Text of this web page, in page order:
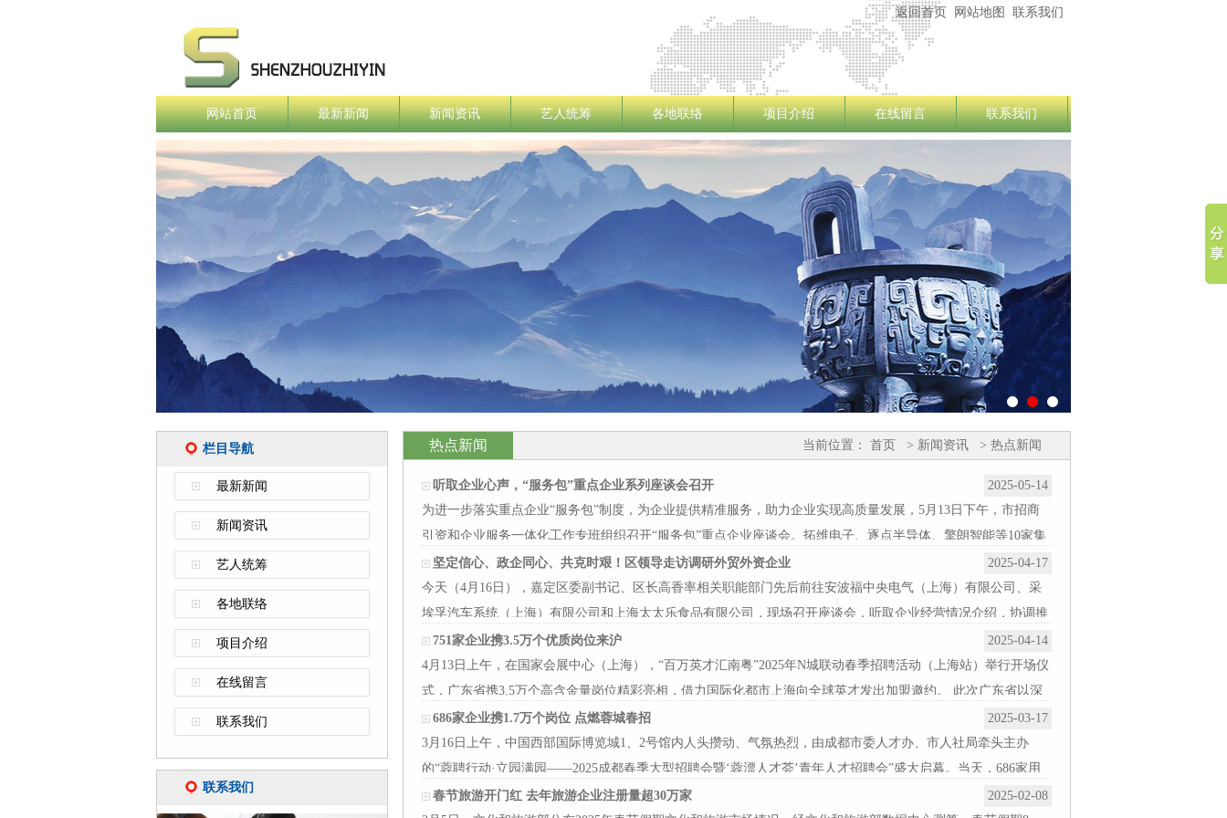
返回首页 网站地图 联系我们
网站首页 最新新闻 新闻资讯 艺人统筹 各地联络 项目介绍 在线留言 联系我们
栏目导航
最新新闻
新闻资讯
艺人统筹
各地联络
项目介绍
在线留言
联系我们
联系我们
热点新闻 当前位置： 首页 > 新闻资讯 > 热点新闻
听取企业心声，“服务包”重点企业系列座谈会召开
2025-05-14
为进一步落实重点企业“服务包”制度，为企业提供精准服务，助力企业实现高质量发展，5月13日下午，市招商
引资和企业服务一体化工作专班组织召开“服务包”重点企业座谈会。拓维电子、逐点半导体、擎朗智能等10家集
成电路…
坚定信心、政企同心、共克时艰！区领导走访调研外贸外资企业
2025-04-17
今天（4月16日），嘉定区委副书记、区长高香率相关职能部门先后前往安波福中央电气（上海）有限公司、采
埃孚汽车系统（上海）有限公司和上海太太乐食品有限公司，现场召开座谈会，听取企业经营情况介绍，协调推
进解决企…
751家企业携3.5万个优质岗位来沪
2025-04-14
4月13日上午，在国家会展中心（上海），“百万英才汇南粤”2025年N城联动春季招聘活动（上海站）举行开场仪
式，广东省携3.5万个高含金量岗位精彩亮相，借力国际化都市上海向全球英才发出加盟邀约。 此次广东省以深
圳为主力…
686家企业携1.7万个岗位 点燃蓉城春招
2025-03-17
3月16日上午，中国西部国际博览城1、2号馆内人头攒动、气氛热烈，由成都市委人才办、市人社局牵头主办
的“蓉聘行动·立园满园——2025成都春季大型招聘会暨‘蓉漂人才荟’青年人才招聘会”盛大启幕。当天，686家用
人单位到场…
春节旅游开门红 去年旅游企业注册量超30万家
2025-02-08